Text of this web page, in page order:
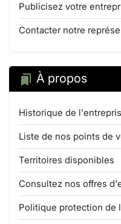
Publicisez votre
Contacter notre
À propos
Historique de
Liste de nos points de
Territoires disponibles
Consultez nos offres
Politique protection de